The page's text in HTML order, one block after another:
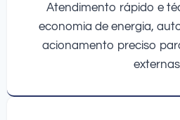
Atendimento rápido e
economia de energia,
acionamento preciso